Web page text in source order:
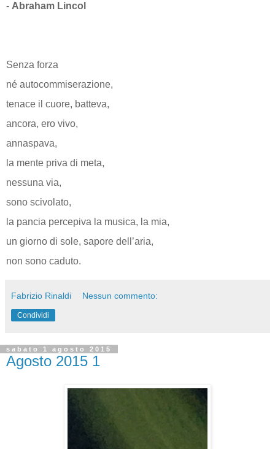
- Abraham Lincol
Senza forza
né autocommiserazione,
tenace il cuore, batteva,
ancora, ero vivo,
annaspava,
la mente priva di meta,
nessuna via,
sono scivolato,
la pancia percepiva la musica, la mia,
un giorno di sole, sapore dell’aria,
non sono caduto.
Fabrizio Rinaldi Nessun commento:
Condividi
sabato 1 agosto 2015
Agosto 2015 1